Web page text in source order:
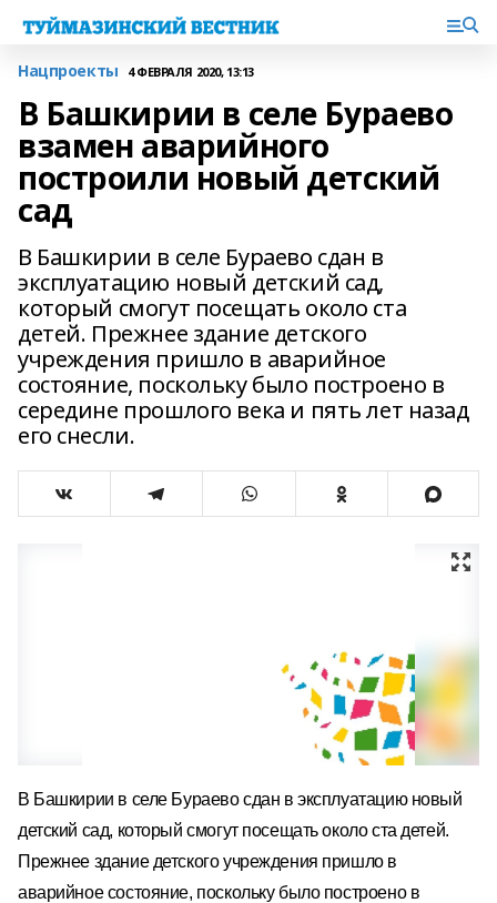
Нацпроекты 4 ФЕВРАЛЯ 2020, 13:13
В Башкирии в селе Бураево
взамен аварийного
построили новый детский
сад
В Башкирии в селе Бураево сдан в
эксплуатацию новый детский сад,
который смогут посещать около ста
детей. Прежнее здание детского
учреждения пришло в аварийное
состояние, поскольку было построено в
середине прошлого века и пять лет назад
его снесли.
В Башкирии в селе Бураево сдан в эксплуатацию новый
детский сад, который смогут посещать около ста детей.
Прежнее здание детского учреждения пришло в
аварийное состояние, поскольку было построено в